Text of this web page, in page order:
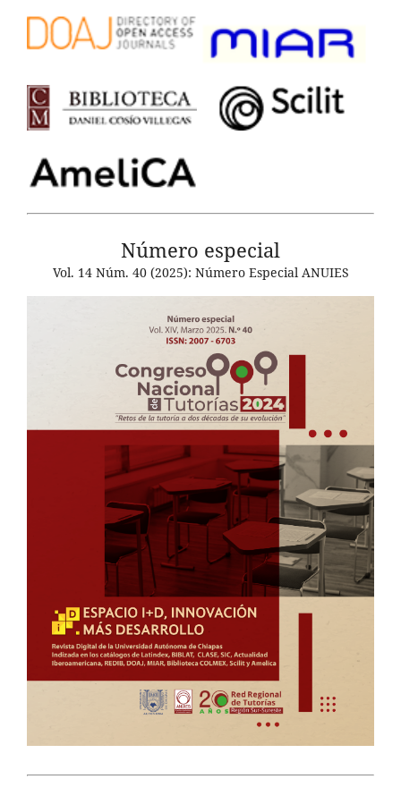
Número especial
Vol. 14 Núm. 40 (2025): Número Especial ANUIES